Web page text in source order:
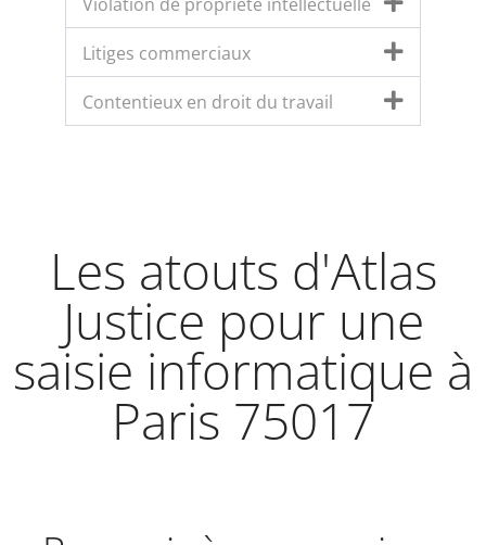
Litiges commerciaux
Contentieux en droit du travail
Les atouts d'Atlas
Justice pour une
saisie informatique à
Paris 75017